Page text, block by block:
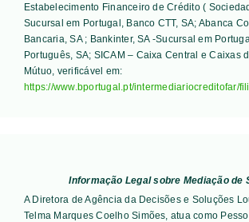
Estabelecimento Financeiro de Crédito (
Sucursal em Portugal, Banco CTT, SA; Abanca
Bancaria, SA ; Bankinter, SA -Sucursal em
Português, SA; SICAM – Caixa Central e Caixas
Mútuo , verificável em:
https://www.bportugal.pt/intermediariocreditofar/
Informação Legal sobre Mediação de
A Diretora de Agência da Decisões e Soluções
Telma Marques Coelho Simões, atua como